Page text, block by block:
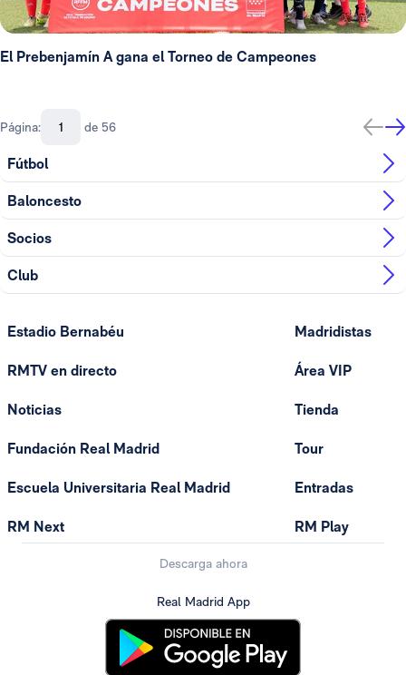
El Prebenjamín A gana el Torneo de Campeones
Página: de 56
Fútbol
Baloncesto
Socios
Club
Estadio Bernabéu
RMTV en directo
Noticias
Fundación Real Madrid
Escuela Universitaria Real Madrid
RM Next
Madridistas
Área VIP
Tienda
Tour
Entradas
RM Play
Descarga ahora
Real Madrid App